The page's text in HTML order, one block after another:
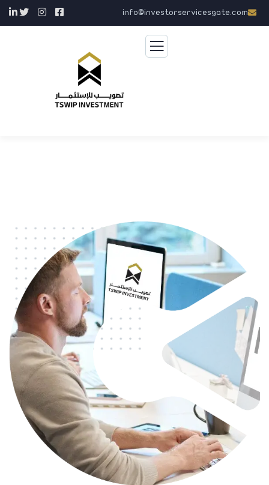
info@investorservicesgate.com